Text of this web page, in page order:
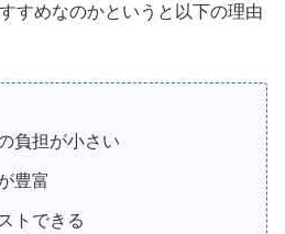
すめなのかというと以下の理由
負担が小さい
豊富
トできる